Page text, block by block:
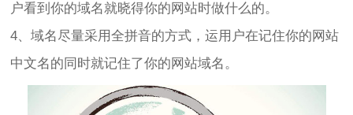
户看到你的域名就晓得你的网站时做什么的。
4、域名尽量采用全拼音的方式，运用户在记住你的网站
中文名的同时就记住了你的网站域名。